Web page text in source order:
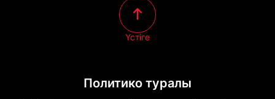
Политико туралы
Үстіге